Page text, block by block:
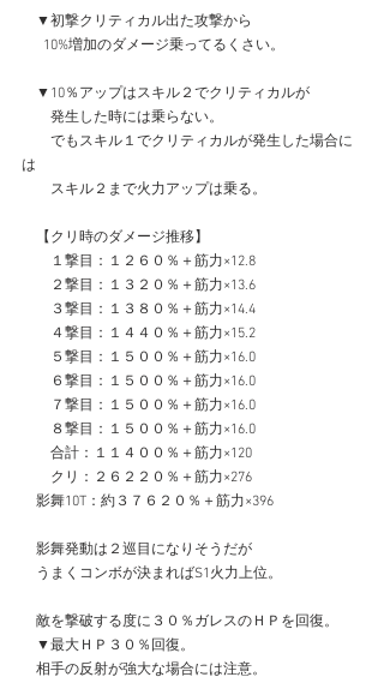
▼初撃クリティカル出た攻撃から
  　10%増加のダメージ乗ってるくさい。
▼10％アップはスキル２でクリティカルが
発生した時には乗らない。
でもスキル１でクリティカルが発生した場合に
は
スキル２まで火力アップは乗る。
【クリ時のダメージ推移】
１撃目：１２６０％＋筋力×12.8
２撃目：１３２０％＋筋力×13.6
３撃目：１３８０％＋筋力×14.4
４撃目：１４４０％＋筋力×15.2
５撃目：１５００％＋筋力×16.0
６撃目：１５００％＋筋力×16.0
７撃目：１５００％＋筋力×16.0
８撃目：１５００％＋筋力×16.0
合計：１１４００％＋筋力×120
クリ：２６２２０％＋筋力×276
影舞10T：約３７６２０％＋筋力×396
影舞発動は２巡目になりそうだが
うまくコンボが決まればS1火力上位。
敵を撃破する度に３０％ガレスのＨＰを回復。
▼最大ＨＰ３０％回復。
相手の反射が強大な場合には注意。